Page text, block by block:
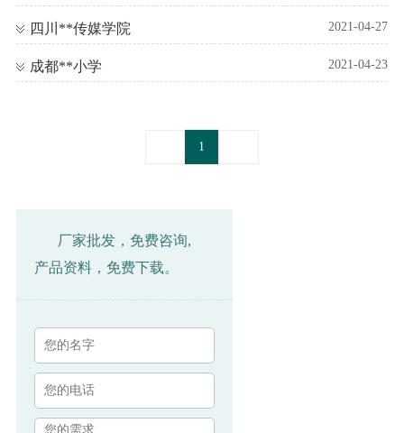
四川**传媒学院 2021-04-27
成都**小学 2021-04-23
1
厂家批发，免费咨询,
产品资料，免费下载。